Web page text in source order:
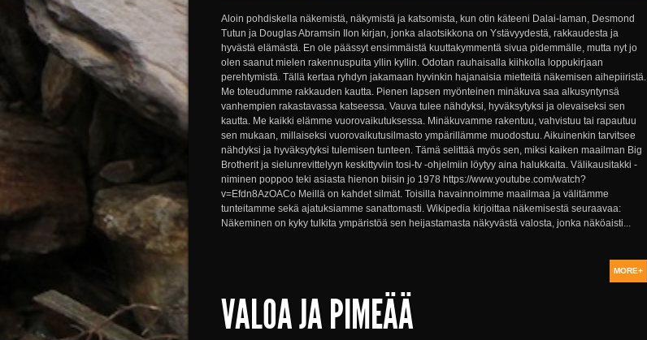
Aloin pohdiskella näkemistä, näkymistä ja katsomista, kun otin käteeni Dalai-laman, Desmond
Tutun ja Douglas Abramsin Ilon kirjan, jonka alaotsikkona on Ystävyydestä, rakkaudesta ja
hyvästä elämästä. En ole päässyt ensimmäistä kuuttakymmentä sivua pidemmälle, mutta nyt jo
olen saanut mielen rakennuspuita yllin kyllin. Odotan rauhaisalla kiihkolla loppukirjaan
perehtymistä. Tällä kertaa ryhdyn jakamaan hyvinkin hajanaisia mietteitä näkemisen aihepiiristä.
Me toteudumme rakkauden kautta. Pienen lapsen myönteinen minäkuva saa alkusyntynsä
vanhempien rakastavassa katseessa. Vauva tulee nähdyksi, hyväksytyksi ja olevaiseksi sen
kautta. Me kaikki elämme vuorovaikutuksessa. Minäkuvamme rakentuu, vahvistuu tai rapautuu
sen mukaan, millaiseksi vuorovaikutusilmasto ympärillämme muodostuu. Aikuinenkin tarvitsee
nähdyksi ja hyväksytyksi tulemisen tunteen. Tämä selittää myös sen, miksi kaiken maailman Big
Brotherit ja sielunrevittelyyn keskittyviin tosi-tv -ohjelmiin löytyy aina halukkaita. Välikausitakki -
niminen poppoo teki asiasta hienon biisin jo 1978 https://www.youtube.com/watch?
v=Efdn8AzOACo Meillä on kahdet silmät. Toisilla havainnoimme maailmaa ja välitämme
tunteitamme sekä ajatuksiamme sanattomasti. Wikipedia kirjoittaa näkemisestä seuraavaa:
Näkeminen on kyky tulkita ympäristöä sen heijastamasta näkyvästä valosta, jonka näköaisti...
MORE+
VALOA JA PIMEÄÄ